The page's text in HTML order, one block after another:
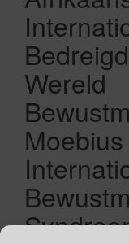
Wereld